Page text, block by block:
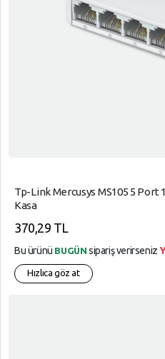
Tp-Link Mercusys MS105 5 Port
Kasa
370,29 TL
Bu ürünü BUGÜN sipariş verirseniz
Hızlıca göz at